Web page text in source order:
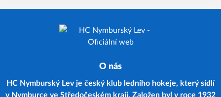
O nás
HC Nymburský Lev je český klub ledního hokeje, který sídlí
v Nymburce ve Středočeském kraji. Založen byl v roce 1932